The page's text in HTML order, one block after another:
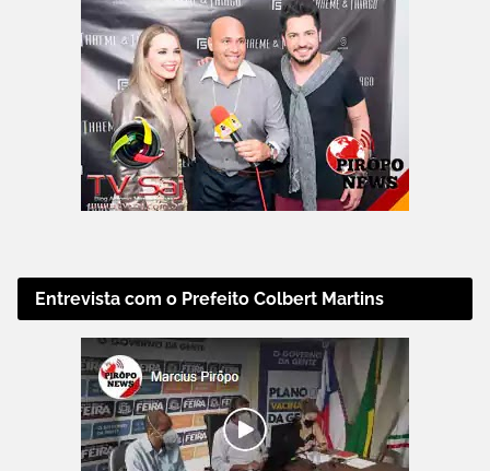
Entrevista com o Prefeito Colbert Martins